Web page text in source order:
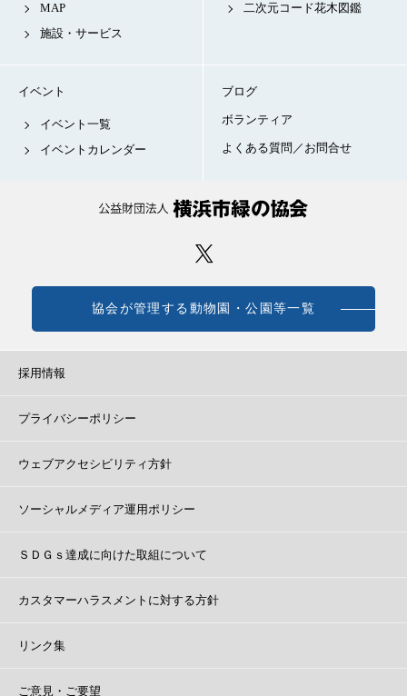
MAP
施設・サービス
二次元コード花木図鑑
イベント
イベント一覧
イベントカレンダー
ブログ
ボランティア
よくある質問／お問合せ
協会が管理する動物園・公園等一覧
採用情報
プライバシーポリシー
ウェブアクセシビリティ方針
ソーシャルメディア運用ポリシー
ＳＤＧｓ達成に向けた取組について
カスタマーハラスメントに対する方針
リンク集
ご意見・ご要望